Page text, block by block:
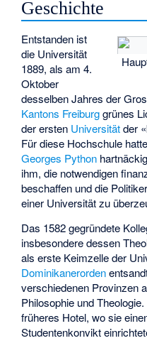
Geschichte
Entstanden ist
die Universität
1889, als am 4.
Oktober
desselben Jahres der
Kantons Freiburggrünes
der ersten Universitätder
Für diese Hochschule
Georges Python
ihm, die notwendigen
beschaffen und die
einer Universität zu
Das 1582 gegründete
insbesondere dessen
als erste Keimzelle der
Dominikanerorden
verschiedenen Provinzen
Philosophie und
früheres Hotel, wo sie
Studentenkonvikt